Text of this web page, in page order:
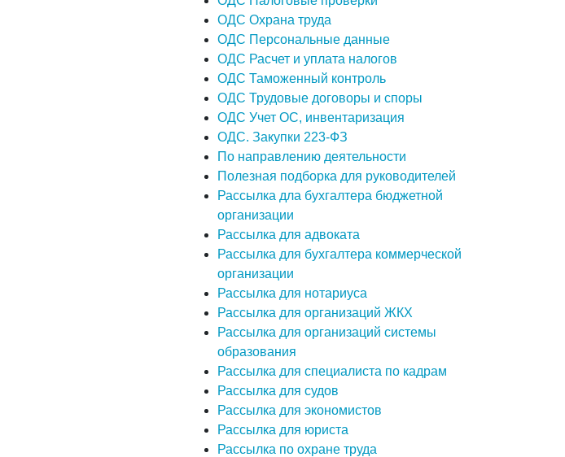
ОДС Охрана труда
ОДС Персональные данные
ОДС Расчет и уплата налогов
ОДС Таможенный контроль
ОДС Трудовые договоры и споры
ОДС Учет ОС, инвентаризация
ОДС. Закупки 223-ФЗ
По направлению деятельности
Полезная подборка для руководителей
Рассылка дла бухгалтера бюджетной
организации
Рассылка для адвоката
Рассылка для бухгалтера коммерческой
организации
Рассылка для нотариуса
Рассылка для организаций ЖКХ
Рассылка для организаций системы
образования
Рассылка для специалиста по кадрам
Рассылка для судов
Рассылка для экономистов
Рассылка для юриста
Рассылка по охране труда